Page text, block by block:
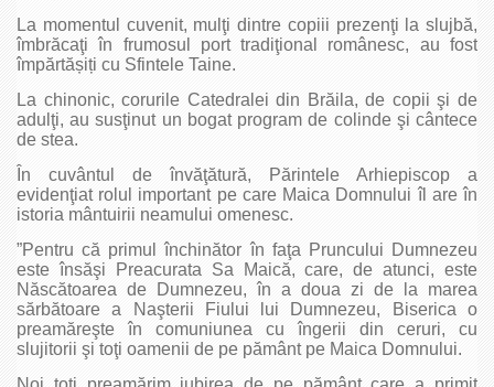
La momentul cuvenit, mulţi dintre copiii prezenţi la slujbă,
îmbrăcaţi în frumosul port tradiţional românesc, au fost
împărtășiți cu Sfintele Taine.
La chinonic, corurile Catedralei din Brăila, de copii şi de
adulţi, au susţinut un bogat program de colinde şi cântece
de stea.
În cuvântul de învăţătură, Părintele Arhiepiscop a
evidenţiat rolul important pe care Maica Domnului îl are în
istoria mântuirii neamului omenesc.
”Pentru că primul închinător în faţa Pruncului Dumnezeu
este însăşi Preacurata Sa Maică, care, de atunci, este
Născătoarea de Dumnezeu, în a doua zi de la marea
sărbătoare a Naşterii Fiului lui Dumnezeu, Biserica o
preamăreşte în comuniunea cu îngerii din ceruri, cu
slujitorii şi toţi oamenii de pe pământ pe Maica Domnului.